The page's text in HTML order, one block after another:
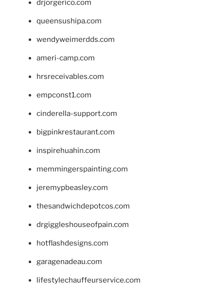
drjorgerico.com
queensushipa.com
wendyweimerdds.com
ameri-camp.com
hrsreceivables.com
empconst1.com
cinderella-support.com
bigpinkrestaurant.com
inspirehuahin.com
memmingerspainting.com
jeremypbeasley.com
thesandwichdepotcos.com
drgiggleshouseofpain.com
hotflashdesigns.com
garagenadeau.com
lifestylechauffeurservice.com